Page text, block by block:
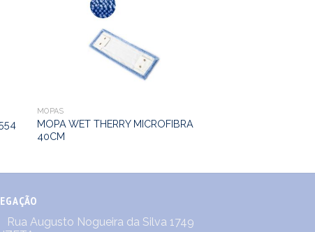
MOPAS
MOPA WET THERRY MICROFIBRA
40CM
Rua Augusto Nogueira da Silva 1749